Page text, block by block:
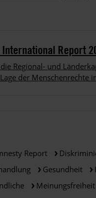
Report
Regional- und
der Menschenrechte
Report
Gesundheit
Meinungsfreiheit